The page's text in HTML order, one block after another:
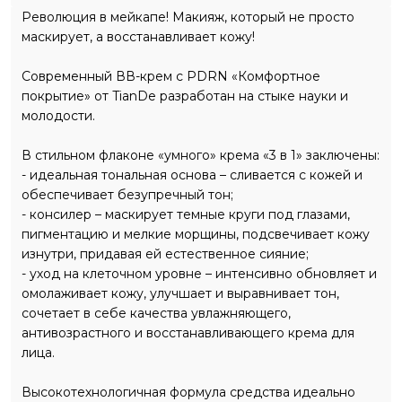
Революция в мейкапе! Макияж, который не просто
маскирует, а восстанавливает кожу!
Современный ВВ-крем с PDRN «Комфортное
покрытие» от TianDe разработан на стыке науки и
молодости.
В стильном флаконе «умного» крема «3 в 1» заключены:
- идеальная тональная основа – сливается с кожей и
обеспечивает безупречный тон;
- консилер – маскирует темные круги под глазами,
пигментацию и мелкие морщины, подсвечивает кожу
изнутри, придавая ей естественное сияние;
- уход на клеточном уровне – интенсивно обновляет и
омолаживает кожу, улучшает и выравнивает тон,
сочетает в себе качества увлажняющего,
антивозрастного и восстанавливающего крема для
лица.
Высокотехнологичная формула средства идеально